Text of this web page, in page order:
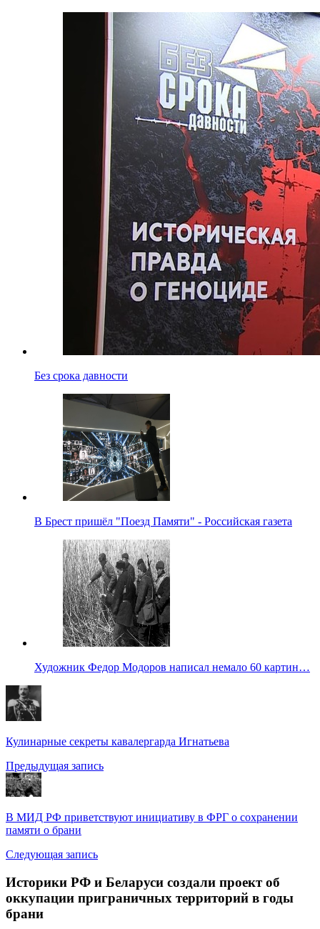
Без срока давности
В Брест пришёл "Поезд Памяти" - Российская газета
Художник Федор Модоров написал немало 60 картин…
Кулинарные секреты кавалергарда Игнатьева
Предыдущая запись
В МИД РФ приветствуют инициативу в ФРГ о сохранении
памяти о брани
Следующая запись
Историки РФ и Беларуси создали проект об
оккупации приграничных территорий в годы
брани